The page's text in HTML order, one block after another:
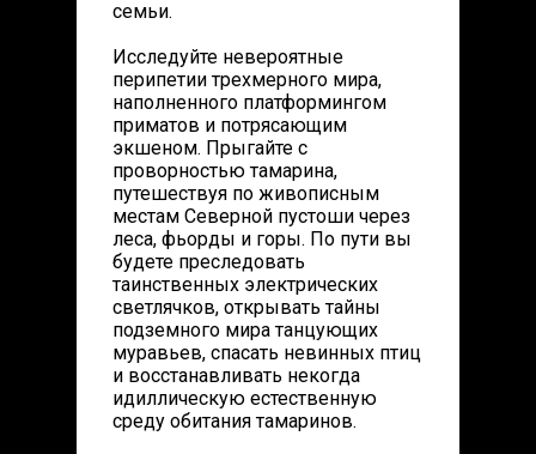
семьи.
Исследуйте невероятные
перипетии трехмерного мира,
наполненного платформингом
приматов и потрясающим
экшеном. Прыгайте с
проворностью тамарина,
путешествуя по живописным
местам Северной пустоши через
леса, фьорды и горы. По пути вы
будете преследовать
таинственных электрических
светлячков, открывать тайны
подземного мира танцующих
муравьев, спасать невинных птиц
и восстанавливать некогда
идиллическую естественную
среду обитания тамаринов.